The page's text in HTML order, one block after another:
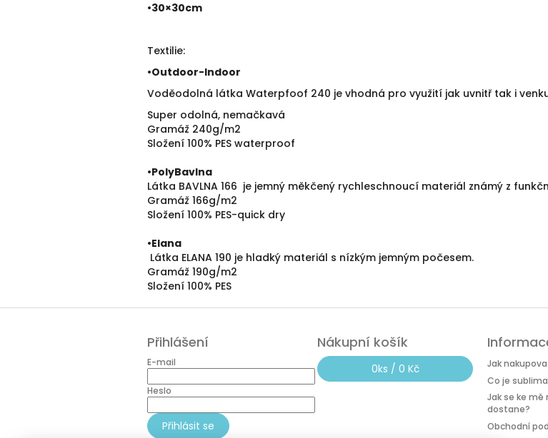
•30×30cm
Textilie:
•Outdoor-Indoor
Voděodolná látka Waterpfoof 240 je vhodná pro využití jak uvnitř tak i
Super odolná, nemačkavá
Gramáž 240g/m2
Složení 100% PES waterproof
•PolyBavlna
Látka BAVLNA 166 je jemný měkčený rychleschnoucí materiál známý z
Gramáž 166g/m2
Složení 100% PES-quick dry
•Elana
Látka ELANA 190 je hladký materiál s nízkým jemným počesem.
Gramáž 190g/m2
Složení 100% PES
Přihlášení
E-mail
Heslo
Přihlásit se
Nákupní košík
0ks / 0 Kč
Jak
Co je
Jak se ke
dostane?
Obchodní